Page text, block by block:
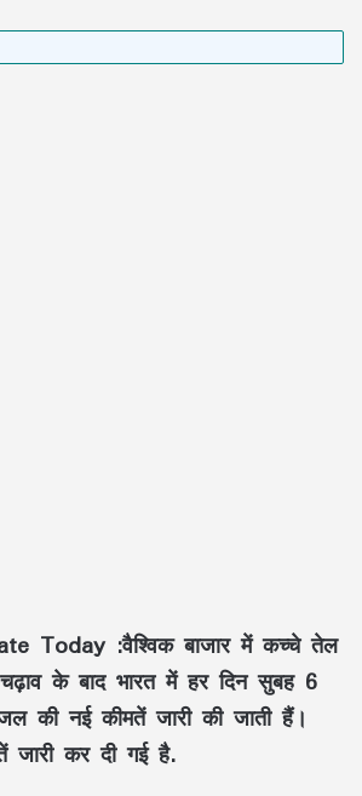
Today :वैश्विक बाजार में कच्चे तेल
के बाद भारत में हर दिन सुबह 6
की नई कीमतें जारी की जाती हैं।
कर दी गई है.